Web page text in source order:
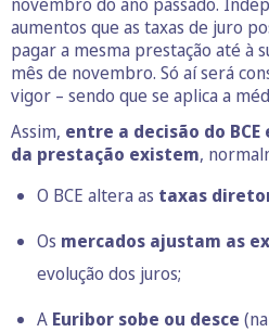
aumentos que as taxas de juro
pagar a mesma prestação até à
mês de novembro. Só aí será
vigor – sendo que se aplica a
Assim, entre a decisão do
da prestação existem,
O BCE altera as taxas
Os mercados ajustam as
evolução dos juros;
A Euribor sobe ou desce